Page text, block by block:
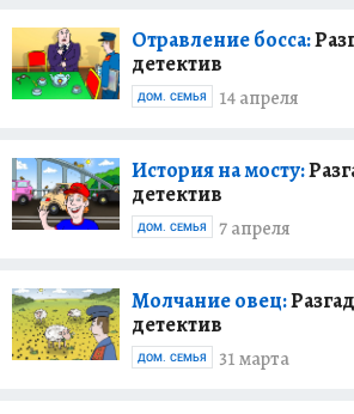
Отравление босса:
детектив
14 апреля
ДОМ. СЕМЬЯ
История на мосту:
детектив
7 апреля
ДОМ. СЕМЬЯ
Молчание овец:
детектив
31 марта
ДОМ. СЕМЬЯ